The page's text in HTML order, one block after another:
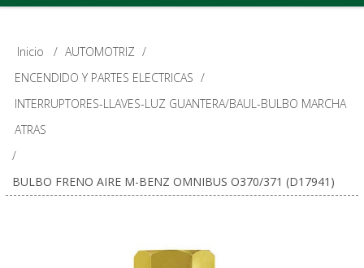
Inicio / AUTOMOTRIZ /
ENCENDIDO Y PARTES ELECTRICAS /
INTERRUPTORES-LLAVES-LUZ GUANTERA/BAUL-BULBO MARCHA
ATRAS
/
BULBO FRENO AIRE M-BENZ OMNIBUS O370/371 (D17941)